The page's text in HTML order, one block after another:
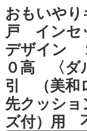
おもいや
戸 イン
デザイン
０高 〈ダ
引 （美和
先クッシ
ズ付）用